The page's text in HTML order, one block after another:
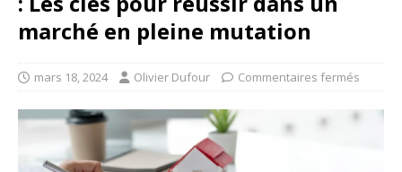
marché en pleine mutation
mars 18, 2024 Olivier Dufour Commentaires fermés